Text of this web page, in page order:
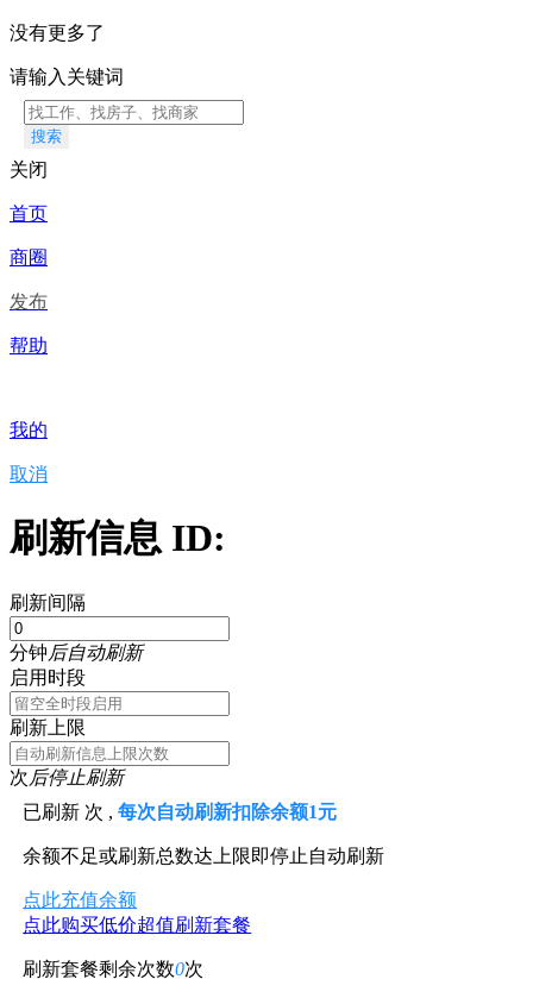
没有更多了
请输入关键词
搜索
关闭
首页
商圈
发布
帮助
我的
取消
刷新信息 ID:
刷新间隔
分钟后自动刷新
启用时段
刷新上限
次后停止刷新
已刷新 次 ,每次自动刷新扣除余额1元
余额不足或刷新总数达上限即停止自动刷新
点此充值余额
点此购买低价超值刷新套餐
刷新套餐剩余次数0次